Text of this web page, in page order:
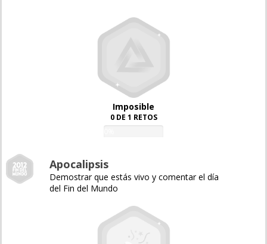
Imposible
0 DE 1 RETOS
Apocalipsis
Demostrar que estás vivo y comentar el día
del Fin del Mundo